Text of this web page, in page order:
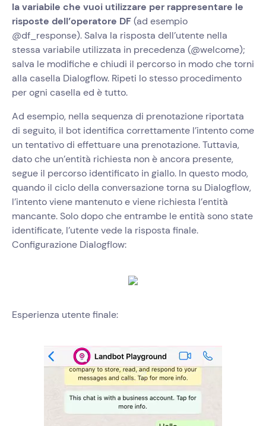
la variabile che vuoi utilizzare per rappresentare le
risposte dell’operatore DF(ad esempio
@df_response). Salva la risposta dell’utente nella
stessa variabile utilizzata in precedenza (@welcome);
salva le modifiche e chiudi il percorso in modo che torni
alla casella Dialogflow. Ripeti lo stesso procedimento
per ogni casella ed è tutto.
Ad esempio, nella sequenza di prenotazione riportata
di seguito, il bot identifica correttamente l’intento come
un tentativo di effettuare una prenotazione. Tuttavia,
dato che un’entità richiesta non è ancora presente,
segue il percorso identificato in giallo. In questo modo,
quando il ciclo della conversazione torna su Dialogflow,
l’intento viene mantenuto e viene richiesta l’entità
mancante. Solo dopo che entrambe le entità sono state
identificate, l’utente vede la risposta finale.
Configurazione Dialogflow:
Esperienza utente finale: